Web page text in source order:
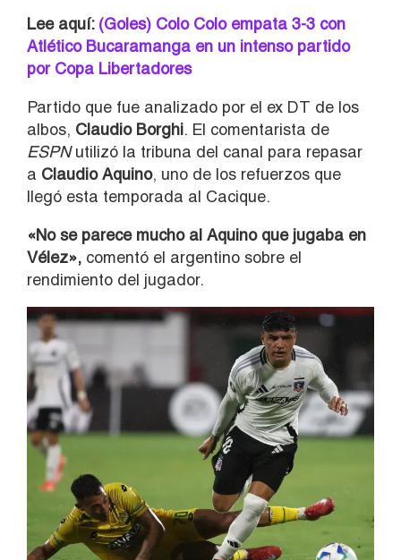
Lee aquí: (Goles) Colo Colo empata 3-3 con
Atlético Bucaramanga en un intenso partido
por Copa Libertadores
Partido que fue analizado por el ex DT de los
albos, Claudio Borghi. El comentarista de
ESPNutilizó la tribuna del canal para repasar
a Claudio Aquino, uno de los refuerzos que
llegó esta temporada al Cacique.
«No se parece mucho al Aquino que jugaba en
Vélez», comentó el argentino sobre el
rendimiento del jugador.